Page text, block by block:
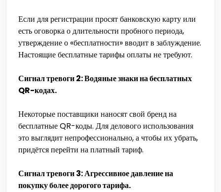
Если для регистрации просят банковскую карту или
есть оговорка о длительности пробного периода,
утверждение о «бесплатности» вводит в заблуждение.
Настоящие бесплатные тарифы оплаты не требуют.
Сигнал тревоги 2: Водяные знаки на бесплатных
QR-кодах.
Некоторые поставщики наносят свой бренд на
бесплатные QR-коды. Для делового использования
это выглядит непрофессионально, а чтобы их убрать,
придётся перейти на платный тариф.
Сигнал тревоги 3: Агрессивное давление на
покупку более дорогого тарифа.